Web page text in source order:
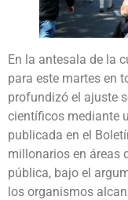
En la antesala de la
para este martes en
profundizó el ajuste
científicos mediante
publicada en el
millonarios en áreas
pública, bajo el
los organismos